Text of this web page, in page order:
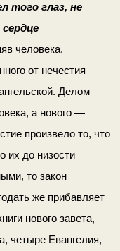
того глаз, не
человека,
от нечестия
Делом
а нового —
произвело то, что
их до низости
то закон
же прибавляет
нового завета,
четыре Евангелия,